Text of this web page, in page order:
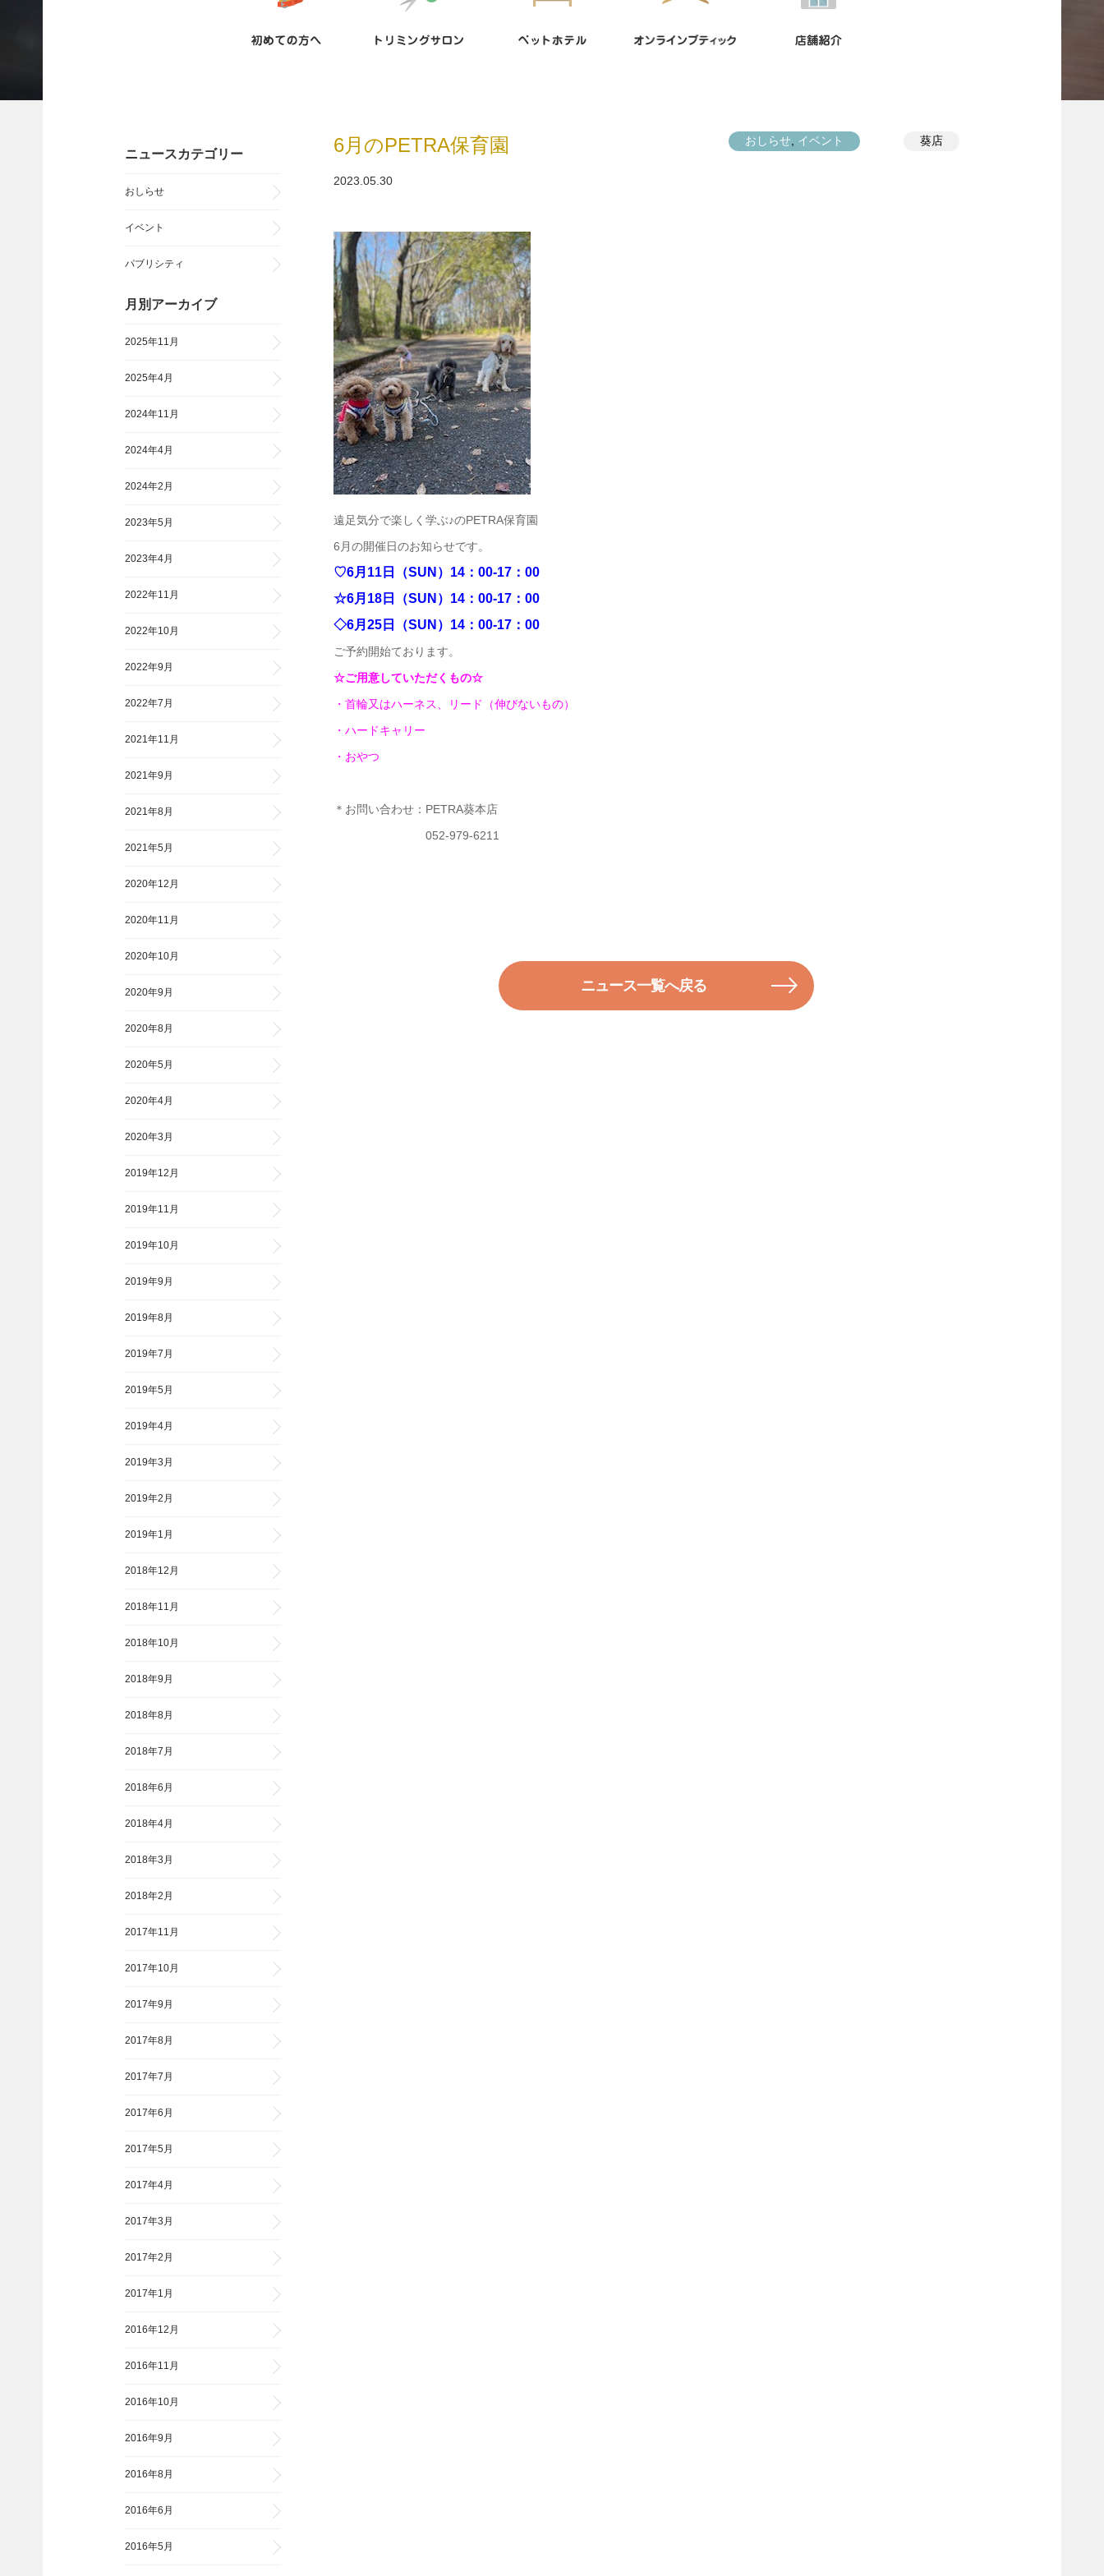
6月のPETRA保育園 おしらせ, イベント 葵店
2023.05.30
遠足気分で楽しく学ぶ♪のPETRA保育園
6月の開催日のお知らせです。
♡6月11日（SUN）14：00-17：00
☆6月18日（SUN）14：00-17：00
◇6月25日（SUN）14：00-17：00
ご予約開始ております。
☆ご用意していただくもの☆
・首輪又はハーネス、リード（伸びないもの）
・ハードキャリー
・おやつ
＊お問い合わせ：PETRA葵本店
052-979-6211
ニュース一覧へ戻る
ニュースカテゴリー
おしらせ
イベント
パブリシティ
月別アーカイブ
2025年11月
2025年4月
2024年11月
2024年4月
2024年2月
2023年5月
2023年4月
2022年11月
2022年10月
2022年9月
2022年7月
2021年11月
2021年9月
2021年8月
2021年5月
2020年12月
2020年11月
2020年10月
2020年9月
2020年8月
2020年5月
2020年4月
2020年3月
2019年12月
2019年11月
2019年10月
2019年9月
2019年8月
2019年7月
2019年5月
2019年4月
2019年3月
2019年2月
2019年1月
2018年12月
2018年11月
2018年10月
2018年9月
2018年8月
2018年7月
2018年6月
2018年4月
2018年3月
2018年2月
2017年11月
2017年10月
2017年9月
2017年8月
2017年7月
2017年6月
2017年5月
2017年4月
2017年3月
2017年2月
2017年1月
2016年12月
2016年11月
2016年10月
2016年9月
2016年8月
2016年6月
2016年5月